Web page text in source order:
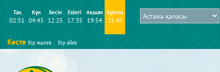
Таң
02:51
Күн
04:45
Бесін
12:25
Екінті
17:35
Ақшам
19:54
Құптан
21:47
Кесте бір жылға бір айға